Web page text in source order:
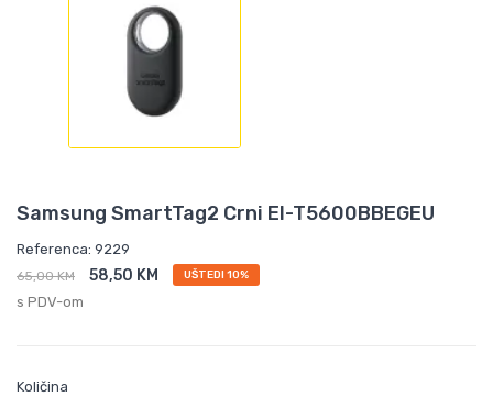
Samsung SmartTag2 Crni EI-T5600BBEGEU
Referenca: 9229
65,00 KM 58,50 KM UŠTEDI 10%
s PDV-om
Količina